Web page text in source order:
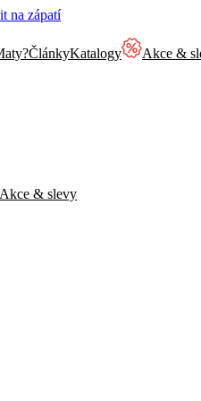
na zápatí
ČlánkyKatalogy Akce &
Akce & slevy